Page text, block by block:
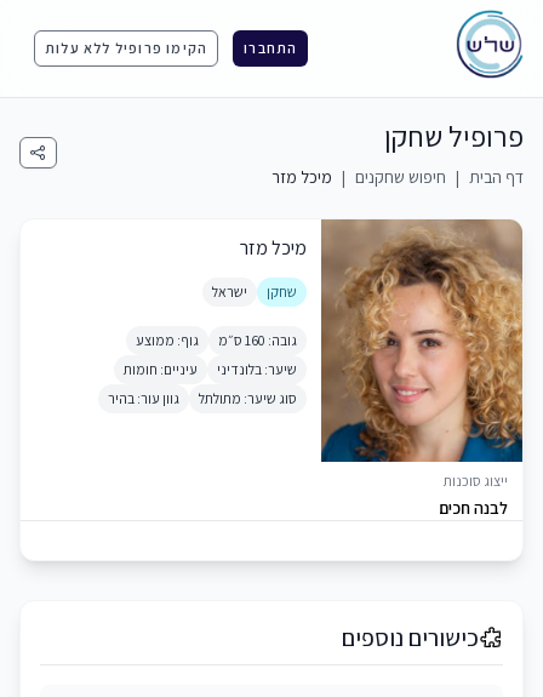
התחברו הקימו פרופיל ללא עלות
פרופיל שחקן
דף הבית | חיפוש שחקנים | מיכל מזר
ייצוג סוכנות
לבנה חכים
מיכל מזר
שחקן ישראל
גובה: 160 ס״מ
גוף: ממוצע
שיער: בלונדיני
עיניים: חומות
סוג שיער: מתולתל
גוון עור: בהיר
כישורים נוספים